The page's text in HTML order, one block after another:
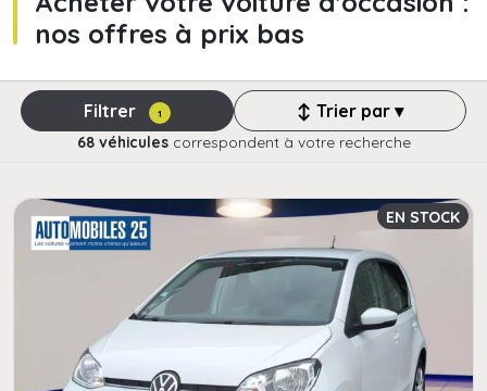
nos offres à prix bas
Filtrer 1 ↕ Trier par ▾
68 véhiculescorrespondent à votre recherche
EN STOCK